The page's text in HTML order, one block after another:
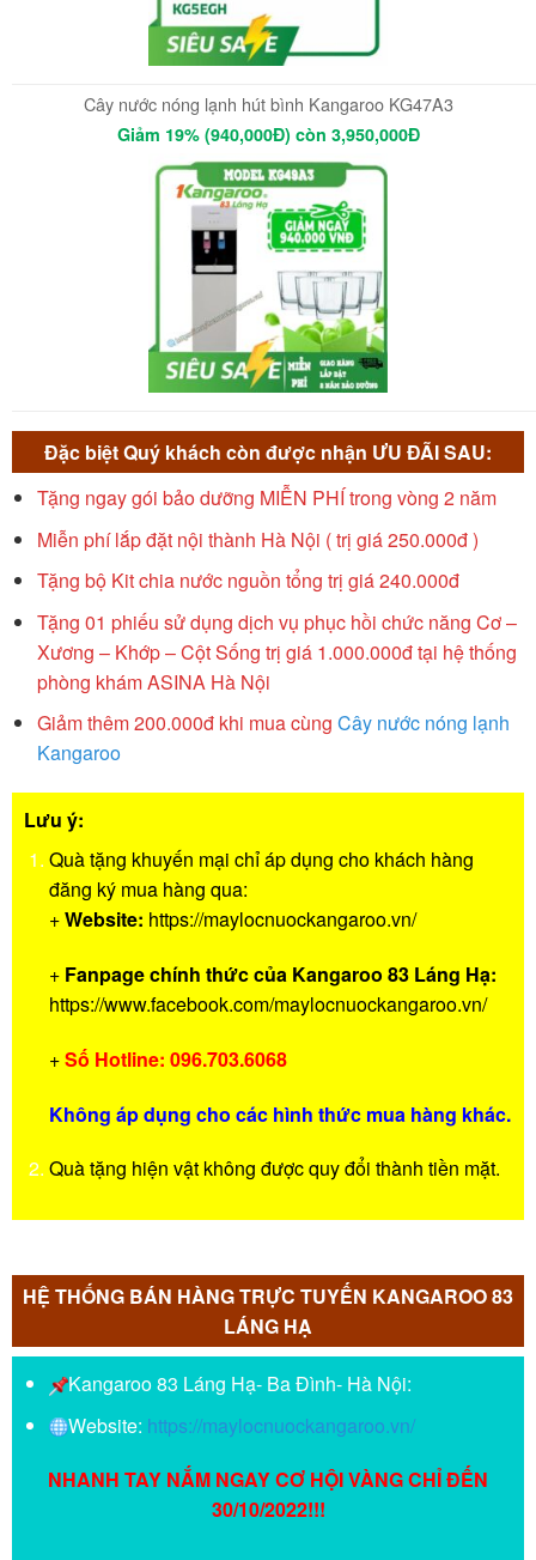
Cây nước nóng lạnh hút bình Kangaroo KG47A3
Giảm 19% (940,000Đ) còn 3,950,000Đ
Đặc biệt Quý khách còn được nhận ƯU ĐÃI SAU:
Tặng ngay gói bảo dưỡng MIỄN PHÍ trong vòng 2 năm
Miễn phí lắp đặt nội thành Hà Nội ( trị giá 250.000đ )
Tặng bộ Kit chia nước nguồn tổng trị giá 240.000đ
Tặng 01 phiếu sử dụng dịch vụ phục hồi chức năng Cơ –
Xương – Khớp – Cột Sống trị giá 1.000.000đ tại hệ thống
phòng khám ASINA Hà Nội
Giảm thêm 200.000đ khi mua cùng Cây nước nóng lạnh
Kangaroo
Lưu ý:
Quà tặng khuyến mại chỉ áp dụng cho khách hàng
đăng ký mua hàng qua:
+Website: https://maylocnuockangaroo.vn/
+ Fanpage chính thức của Kangaroo 83 Láng Hạ:
https://www.facebook.com/maylocnuockangaroo.vn/
+Số Hotline: 096.703.6068
Không áp dụng cho các hình thức mua hàng khác.
Quà tặng hiện vật không được quy đổi thành tiền mặt.
HỆ THỐNG BÁN HÀNG TRỰC TUYẾN KANGAROO 83
LÁNG HẠ
Kangaroo 83 Láng Hạ- Ba Đình- Hà Nội:
Website: https://maylocnuockangaroo.vn/
NHANH TAY NẮM NGAY CƠ HỘI VÀNG CHỈ ĐẾN
30/10/2022!!!